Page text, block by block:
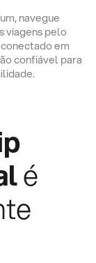
navegue
viagens pelo
em
confiável para
é